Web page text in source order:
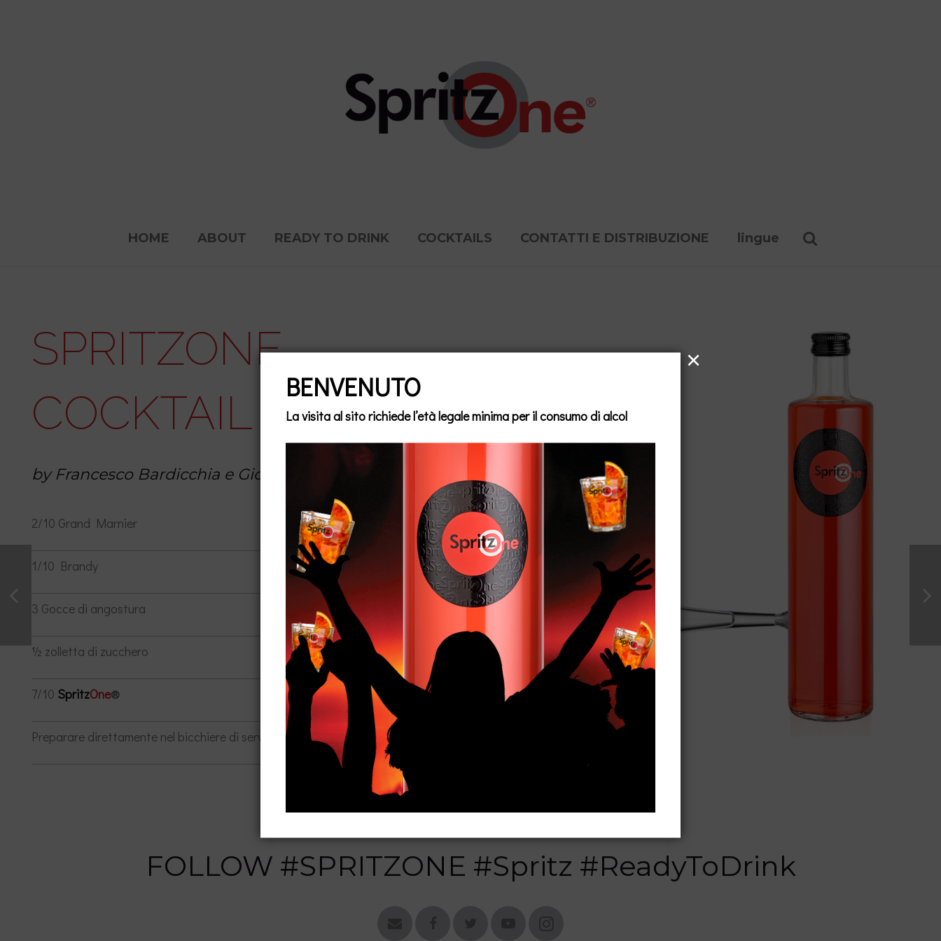
HOME ABOUT READY TO DRINK COCKTAILS CONTATTI E DISTRIBUZIONE lingue
SPRITZONE
COCKTAIL
by Francesco Bardicchia e Giovanni Bucaioni
2/10 Grand Marnier
1/10 Brandy
3 Gocce di angostura
½ zolletta di zucchero
7/10 SpritzOne®
Preparare direttamente nel bicchiere di servizio, la coppa flute
FOLLOW #SPRITZONE #Spritz #ReadyToDrink
BENVENUTO
La visita al sito richiede l’età legale minima per il consumo di alcol